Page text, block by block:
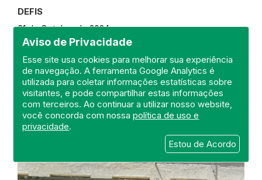
Aviso de Privacidade
Esse site usa cookies para melhorar sua experiência
de navegação. A ferramenta Google Analytics é
utilizada para coletar informações estatísticas sobre
visitantes, e pode compartilhar estas informações
com terceiros. Ao continuar a utilizar nosso website,
você concorda com nossapolítica de uso e
privacidade.
Estou de Acordo
DEFIS
31 de October de 2024
REGIÃO METROPOLITANA
DEFIS
ATO MÉDICO
CLÍNICA DA FAMÍLIA